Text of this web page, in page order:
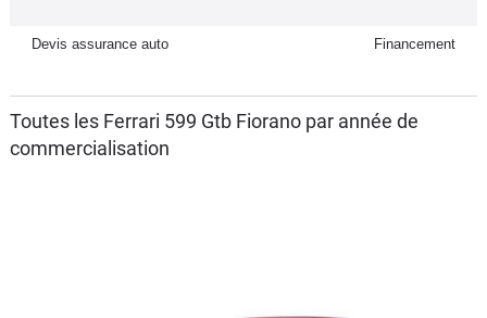
Services
Forum
Devis assurance auto Financement
Toutes les Ferrari 599 Gtb Fiorano par année de
commercialisation